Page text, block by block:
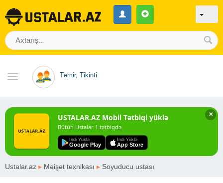
Təmir, Tikinti
✕
USTALAR.AZ Mobil Tətbiqi yüklə
Bütün Ustalar 1 tətbiqdə
Indi Yüklə
Google Play
Indi Yüklə
App Store
Ustalar.az ▸ Məişət texnikası ▸ Soyuducu ustası